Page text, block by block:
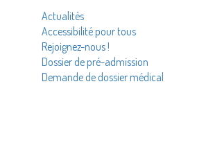
Actualités
Accessibilité pour tous
Rejoignez-nous !
Dossier de pré-admission
Demande de dossier médical